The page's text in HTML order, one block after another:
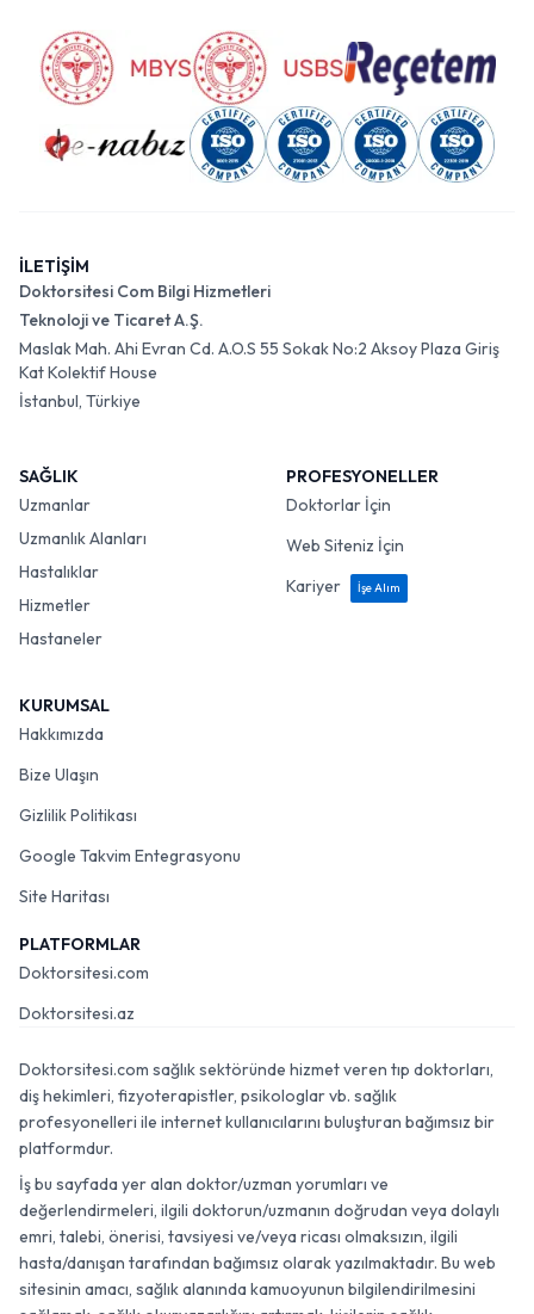
İLETİŞİM
Doktorsitesi Com Bilgi Hizmetleri
Teknoloji ve Ticaret A.Ş.
Maslak Mah. Ahi Evran Cd. A.O.S 55 Sokak No:2 Aksoy Plaza Giriş
Kat Kolektif House
İstanbul, Türkiye
SAĞLIK
Uzmanlar
Uzmanlık Alanları
Hastalıklar
Hizmetler
Hastaneler
PROFESYONELLER
Doktorlar İçin
Web Siteniz İçin
Kariyer
İşe Alım
KURUMSAL
Hakkımızda
Bize Ulaşın
Gizlilik Politikası
Google Takvim Entegrasyonu
Site Haritası
PLATFORMLAR
Doktorsitesi.com
Doktorsitesi.az
Doktorsitesi.com sağlık sektöründe hizmet veren tıp doktorları,
diş hekimleri, fizyoterapistler, psikologlar vb. sağlık
profesyonelleri ile internet kullanıcılarını buluşturan bağımsız bir
platformdur.
İş bu sayfada yer alan doktor/uzman yorumları ve
değerlendirmeleri, ilgili doktorun/uzmanın doğrudan veya dolaylı
emri, talebi, önerisi, tavsiyesi ve/veya ricası olmaksızın, ilgili
hasta/danışan tarafından bağımsız olarak yazılmaktadır. Bu web
sitesinin amacı, sağlık alanında kamuoyunun bilgilendirilmesini